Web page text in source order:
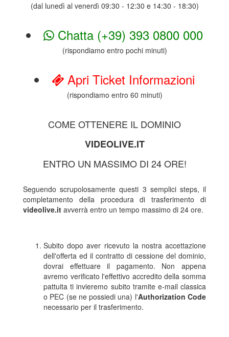
(dal lunedì al venerdì 09:30 - 12:30 e 14:30 - 18:30)
Chatta (+39) 393 0800 000
(rispondiamo entro pochi minuti)
Apri Ticket Informazioni
(rispondiamo entro 60 minuti)
COME OTTENERE IL DOMINIO
VIDEOLIVE.IT
ENTRO UN MASSIMO DI 24 ORE!
Seguendo scrupolosamente questi 3 semplici steps, il
completamento della procedura di trasferimento di
videolive.it avverrà entro un tempo massimo di 24 ore.
Subito dopo aver ricevuto la nostra accettazione
dell'offerta ed il contratto di cessione del dominio,
dovrai effettuare il pagamento. Non appena
avremo verificato l'effettivo accredito della somma
pattuita ti invieremo subito tramite e-mail classica
o PEC (se ne possiedi una) l'Authorization Code
necessario per il trasferimento.